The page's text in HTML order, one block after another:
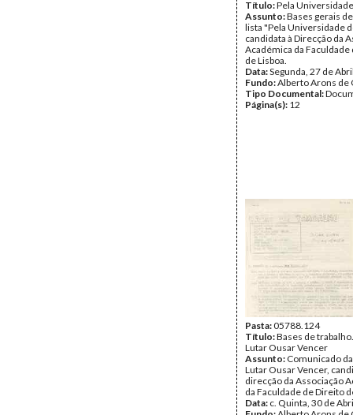
Título:Pela
Assunto:Bases gerais
lista "Pela Universidade
candidata à Direcção da
Académica da
de Lisboa.
Data:Segunda, 27 de
Fundo:Alberto Arons de
Tipo Documental:
Página(s): 12
Pasta:05788.124
Título:Bases de
Lutar Ousar Vencer
Assunto: Comunicado
Lutar Ousar Vencer,
direcção da Associação
da Faculdade de Direito
Data: c. Quinta, 30 de